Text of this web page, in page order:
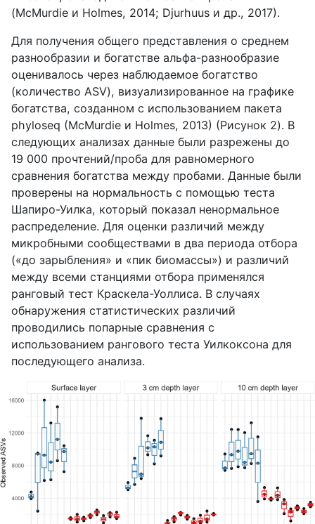
(McMurdie и Holmes, 2014; Djurhuus и др., 2017).
Для получения общего представления о среднем
разнообразии и богатстве альфа-разнообразие
оценивалось через наблюдаемое богатство
(количество ASV), визуализированное на графике
богатства, созданном с использованием пакета
phyloseq (McMurdie и Holmes, 2013) (Рисунок 2). В
следующих анализах данные были разрежены до
19 000 прочтений/проба для равномерного
сравнения богатства между пробами. Данные были
проверены на нормальность с помощью теста
Шапиро-Уилка, который показал ненормальное
распределение. Для оценки различий между
микробными сообществами в два периода отбора
(«до зарыбления» и «пик биомассы») и различий
между всеми станциями отбора применялся
ранговый тест Краскела-Уоллиса. В случаях
обнаружения статистических различий
проводились попарные сравнения с
использованием рангового теста Уилкоксона для
последующего анализа.